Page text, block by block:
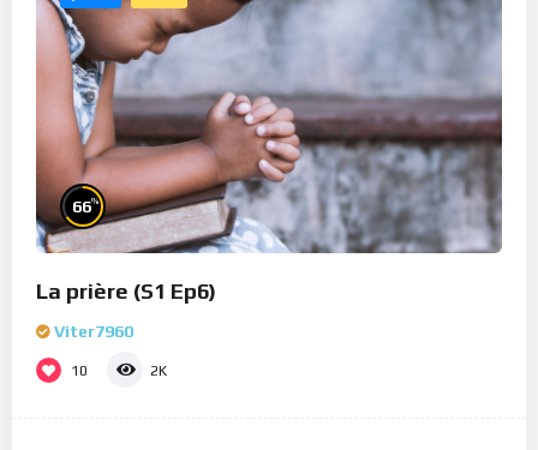
66%
La prière (S1 Ep6)
Viter7960
10 2K